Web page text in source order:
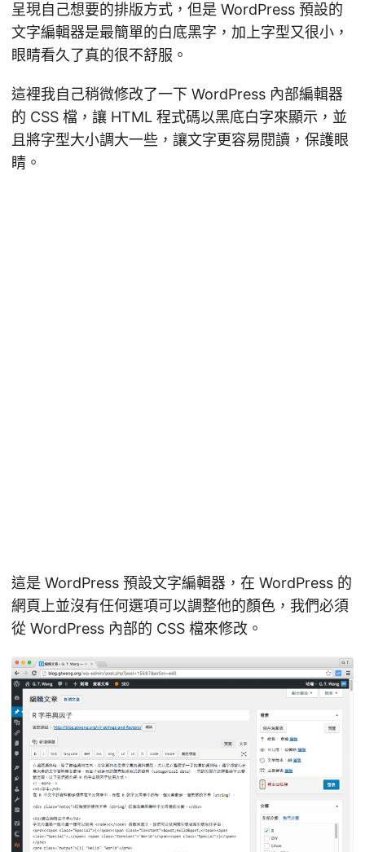
呈現自己想要的排版方式，但是 WordPress 預設的
文字編輯器是最簡單的白底黑字，加上字型又很小，
眼睛看久了真的很不舒服。
這裡我自己稍微修改了一下 WordPress 內部編輯器
的 CSS 檔，讓 HTML 程式碼以黑底白字來顯示，並
且將字型大小調大一些，讓文字更容易閱讀，保護眼
睛。
這是 WordPress 預設文字編輯器，在 WordPress 的
網頁上並沒有任何選項可以調整他的顏色，我們必須
從 WordPress 內部的 CSS 檔來修改。